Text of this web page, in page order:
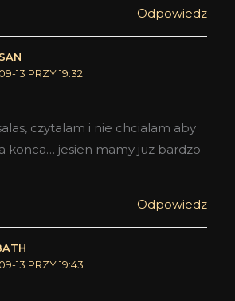
Odpowiedz
13 PRZY 19:32
czytalam i nie chcialam aby
konca… jesien mamy juz bardzo
Odpowiedz
13 PRZY 19:43